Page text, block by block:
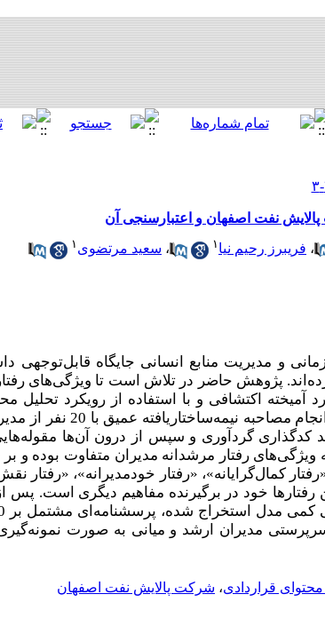
نفت اصفهان و اعتبارسنجی آن
، فریبرز رحیم نیا ۱ ، سعید مرتضوی ۱
و مدیریت منابع انسانی جایگاه قابل‌توجهی
پژوهش حاضر در تلاش است تا ویژگی‌های
آمیخته اکتشافی و با استفاده از رویکرد تحلیل
بخش کیفی انجام شده است. برای این منظور
کدگذاری گردآوری و سپس از درون آن‌ها
رفتار مرشدانه مدیران متفاوت بوده و بر
کمال‌گرایانه»، «رفتار خودمدیرانه»، «رفتار
رفتارها خود در برگیرنده مفاهیم دیگری است.
زیرمجموعه تحت سرپرستی مدیران ارشد و میانی به صورت
محتوای قراردادی، شرکت پالایش نفت اصفهان